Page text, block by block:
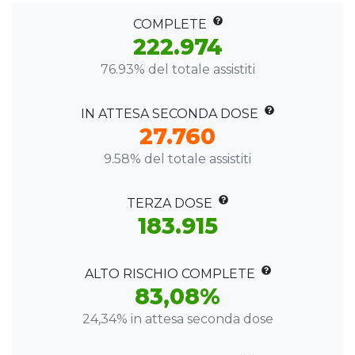
COMPLETE
222.974
76.93% del totale assistiti
IN ATTESA SECONDA DOSE
27.760
9.58% del totale assistiti
TERZA DOSE
183.915
ALTO RISCHIO COMPLETE
83,08%
24,34% in attesa seconda dose